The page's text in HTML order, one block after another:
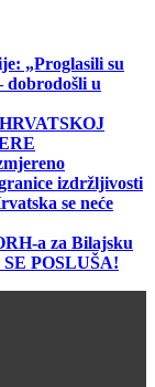
„Proglasili su
dobrodošli u
izdržljivosti
se neće
a za Bilajsku
POSLUŠA!